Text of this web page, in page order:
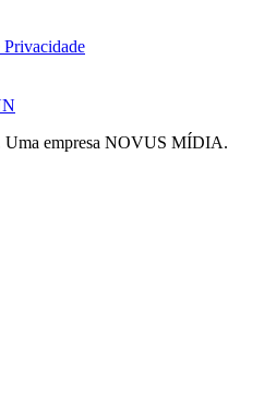
empresa NOVUS MÍDIA.